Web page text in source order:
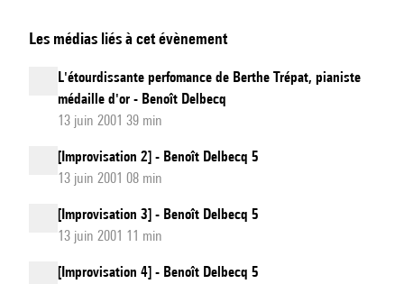
Les médias liés à cet évènement
L'étourdissante perfomance de Berthe Trépat, pianiste
médaille d'or - Benoît Delbecq
13 juin 2001 39 min
[Improvisation 2] - Benoît Delbecq 5
13 juin 2001 08 min
[Improvisation 3] - Benoît Delbecq 5
13 juin 2001 11 min
[Improvisation 4] - Benoît Delbecq 5